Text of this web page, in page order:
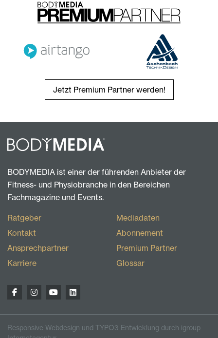
Jetzt Premium Partner werden!
BODYMEDIA ist einer der führenden Anbieter der
Fitness- und Physiobranche in den Bereichen
Fachmagazine und Events.
Ratgeber
Kontakt
Ansprechpartner
Karriere
Mediadaten
Abonnement
Premium Partner
Glossar
Responsive Webdesign und TYPO3 Entwicklung durch igroup